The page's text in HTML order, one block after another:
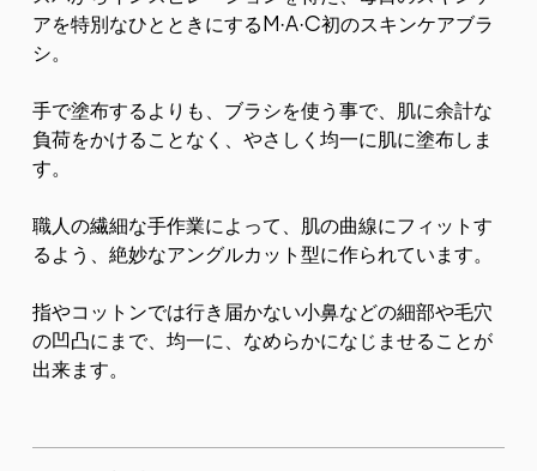
アを特別なひとときにするM·A·C初のスキンケアブラ
シ。​
手で塗布するよりも、ブラシを使う事で、肌に余計な
負荷をかけることなく、やさしく均一に肌に塗布しま
す。
職人の繊細な手作業によって、肌の曲線にフィットす
るよう、絶妙なアングルカット型に作られています。​
指やコットンでは行き届かない小鼻などの細部や毛穴
の凹凸にまで、均一に、なめらかになじませることが
出来ます。​